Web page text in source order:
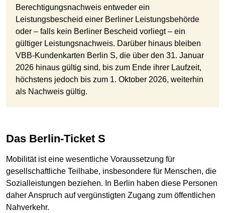
Berechtigungsnachweis entweder ein
Leistungsbescheid einer Berliner Leistungsbehörde
oder – falls kein Berliner Bescheid vorliegt – ein
gültiger Leistungsnachweis. Darüber hinaus bleiben
VBB-Kundenkarten Berlin S, die über den 31. Januar
2026 hinaus gültig sind, bis zum Ende ihrer Laufzeit,
höchstens jedoch bis zum 1. Oktober 2026, weiterhin
als Nachweis gültig.
Das Berlin-Ticket S
Mobilität ist eine wesentliche Voraussetzung für
gesellschaftliche Teilhabe, insbesondere für Menschen, die
Sozialleistungen beziehen. In Berlin haben diese Personen
daher Anspruch auf vergünstigten Zugang zum öffentlichen
Nahverkehr.